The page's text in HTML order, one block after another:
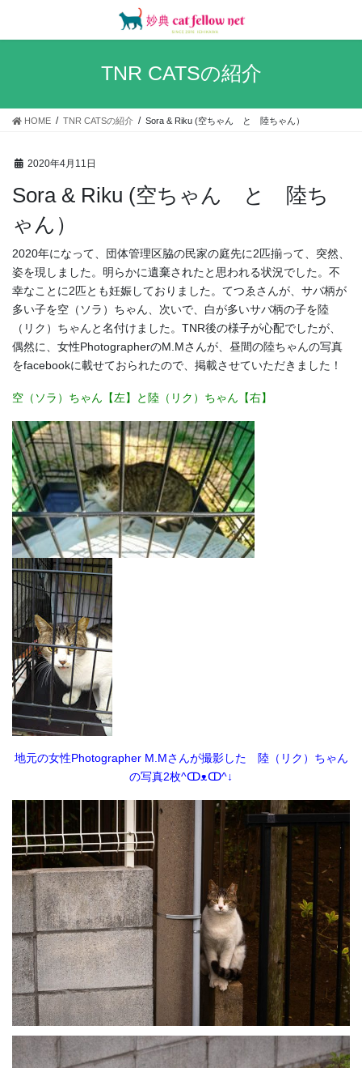
テ
ス
ゲ
ン
TNR CATSの紹介
HOME TNR CATSの紹介 Sora & Riku (空ちゃん と 陸ちゃん）
2020年4月11日
Sora & Riku (空ちゃん と 陸ち
ゃん）
2020年になって、団体管理区脇の民家の庭先に2匹揃って、突然、
姿を現しました。明らかに遺棄されたと思われる状況でした。不
幸なことに2匹とも妊娠しておりました。てつゑさんが、サバ柄が
多い子を空（ソラ）ちゃん、次いで、白が多いサバ柄の子を陸
（リク）ちゃんと名付けました。TNR後の様子が心配でしたが、
偶然に、女性PhotographerのM.Mさんが、昼間の陸ちゃんの写真
をfacebookに載せておられたので、掲載させていただきました！
空（ソラ）ちゃん【左】と陸（リク）ちゃん【右】
地元の女性Photographer M.Mさんが撮影した 陸（リク）ちゃん
の写真2枚^ↀᴥↀ^↓